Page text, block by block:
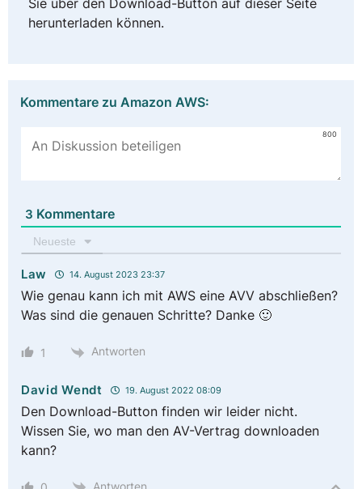
Sie über den Download-Button auf dieser Seite
herunterladen können.
Kommentare zu Amazon AWS:
800
3 Kommentare
Neueste
Law 14. August 2023 23:37
Wie genau kann ich mit AWS eine AVV abschließen?
Was sind die genauen Schritte? Danke 🙂
1 Antworten
David Wendt 19. August 2022 08:09
Den Download-Button finden wir leider nicht.
Wissen Sie, wo man den AV-Vertrag downloaden
kann?
Antworten